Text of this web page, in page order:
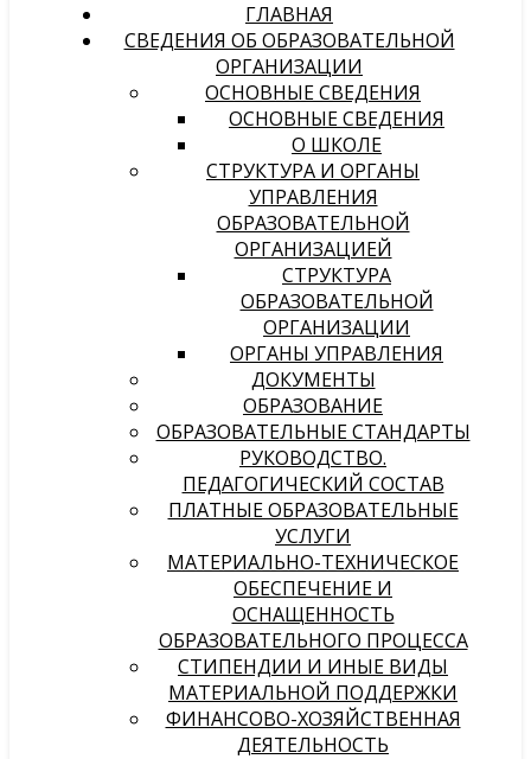
ГЛАВНАЯ
СВЕДЕНИЯ ОБ ОБРАЗОВАТЕЛЬНОЙ
ОРГАНИЗАЦИИ
ОСНОВНЫЕ СВЕДЕНИЯ
ОСНОВНЫЕ СВЕДЕНИЯ
О ШКОЛЕ
СТРУКТУРА И ОРГАНЫ
УПРАВЛЕНИЯ
ОБРАЗОВАТЕЛЬНОЙ
ОРГАНИЗАЦИЕЙ
СТРУКТУРА
ОБРАЗОВАТЕЛЬНОЙ
ОРГАНИЗАЦИИ
ОРГАНЫ УПРАВЛЕНИЯ
ДОКУМЕНТЫ
ОБРАЗОВАНИЕ
ОБРАЗОВАТЕЛЬНЫЕ СТАНДАРТЫ
РУКОВОДСТВО.
ПЕДАГОГИЧЕСКИЙ СОСТАВ
ПЛАТНЫЕ ОБРАЗОВАТЕЛЬНЫЕ
УСЛУГИ
МАТЕРИАЛЬНО-ТЕХНИЧЕСКОЕ
ОБЕСПЕЧЕНИЕ И
ОСНАЩЕННОСТЬ
ОБРАЗОВАТЕЛЬНОГО ПРОЦЕССА
СТИПЕНДИИ И ИНЫЕ ВИДЫ
МАТЕРИАЛЬНОЙ ПОДДЕРЖКИ
ФИНАНСОВО-ХОЗЯЙСТВЕННАЯ
ДЕЯТЕЛЬНОСТЬ